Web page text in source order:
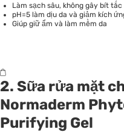
Làm sạch sâu, không gây bít
pH=5 làm dịu da và giảm kích
Giúp giữ ẩm và làm mềm da
2. Sữa rửa mặt
Normaderm
Purifying Gel